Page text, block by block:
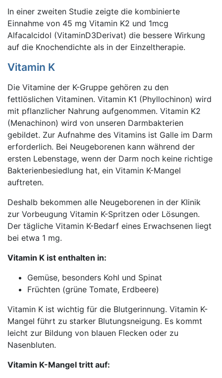
In einer zweiten Studie zeigte die kombinierte
Einnahme von 45 mg Vitamin K2 und 1mcg
Alfacalcidol (VitaminD3Derivat) die bessere Wirkung
auf die Knochendichte als in der Einzeltherapie.
Vitamin K
Die Vitamine der K-Gruppe gehören zu den
fettlöslichen Vitaminen. Vitamin K1 (Phyllochinon) wird
mit pflanzlicher Nahrung aufgenommen. Vitamin K2
(Menachinon) wird von unseren Darmbakterien
gebildet. Zur Aufnahme des Vitamins ist Galle im Darm
erforderlich. Bei Neugeborenen kann während der
ersten Lebenstage, wenn der Darm noch keine richtige
Bakterienbesiedlung hat, ein Vitamin K-Mangel
auftreten.
Deshalb bekommen alle Neugeborenen in der Klinik
zur Vorbeugung Vitamin K-Spritzen oder Lösungen.
Der tägliche Vitamin K-Bedarf eines Erwachsenen liegt
bei etwa 1 mg.
Vitamin K ist enthalten in:
Gemüse, besonders Kohl und Spinat
Früchten (grüne Tomate, Erdbeere)
Vitamin K ist wichtig für die Blutgerinnung. Vitamin K-
Mangel führt zu starker Blutungsneigung. Es kommt
leicht zur Bildung von blauen Flecken oder zu
Nasenbluten.
Vitamin K-Mangel tritt auf: